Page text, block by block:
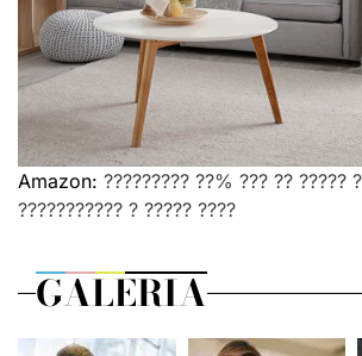
Amazon: ????????? ??% ??? ?? ?????
??????????? ? ????? ????
GALERIA